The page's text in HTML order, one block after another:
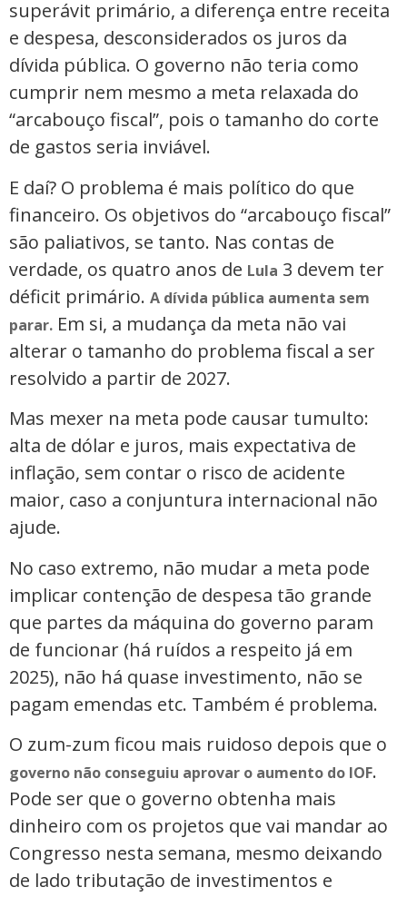
superávit primário, a diferença entre receita
e despesa, desconsiderados os juros da
dívida pública. O governo não teria como
cumprir nem mesmo a meta relaxada do
“arcabouço fiscal”, pois o tamanho do corte
de gastos seria inviável.
E daí? O problema é mais político do que
financeiro. Os objetivos do “arcabouço fiscal”
são paliativos, se tanto. Nas contas de
verdade, os quatro anos de Lula 3 devem ter
déficit primário. A dívida pública aumenta sem
parar. Em si, a mudança da meta não vai
alterar o tamanho do problema fiscal a ser
resolvido a partir de 2027.
Mas mexer na meta pode causar tumulto:
alta de dólar e juros, mais expectativa de
inflação, sem contar o risco de acidente
maior, caso a conjuntura internacional não
ajude.
No caso extremo, não mudar a meta pode
implicar contenção de despesa tão grande
que partes da máquina do governo param
de funcionar (há ruídos a respeito já em
2025), não há quase investimento, não se
pagam emendas etc. Também é problema.
O zum-zum ficou mais ruidoso depois que o
governo não conseguiu aprovar o aumento do IOF.
Pode ser que o governo obtenha mais
dinheiro com os projetos que vai mandar ao
Congresso nesta semana, mesmo deixando
de lado tributação de investimentos e